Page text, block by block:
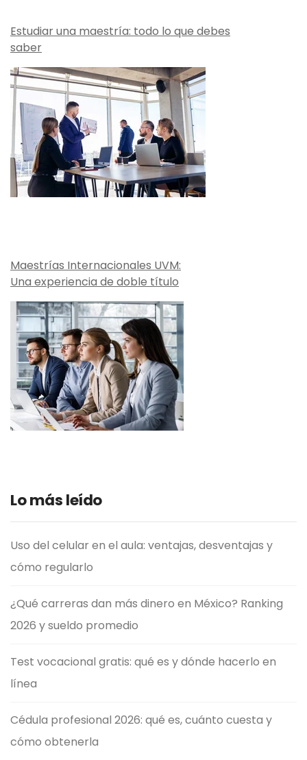
Estudiar una maestría: todo lo que debes
saber
Maestrías Internacionales UVM:
Una experiencia de doble título
Lo más leído
Uso del celular en el aula: ventajas, desventajas y
cómo regularlo
¿Qué carreras dan más dinero en México? Ranking
2026 y sueldo promedio
Test vocacional gratis: qué es y dónde hacerlo en
línea
Cédula profesional 2026: qué es, cuánto cuesta y
cómo obtenerla